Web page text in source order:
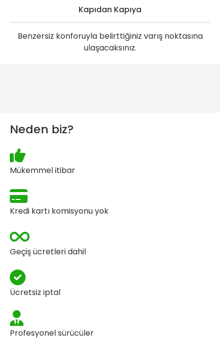
Kapıdan Kapıya
Benzersiz konforuyla belirttiğiniz varış noktasına
ulaşacaksınız.
Neden biz?
Mükemmel itibar
Kredi kartı komisyonu yok
Geçiş ücretleri dahil
Ücretsiz iptal
Profesyonel sürücüler